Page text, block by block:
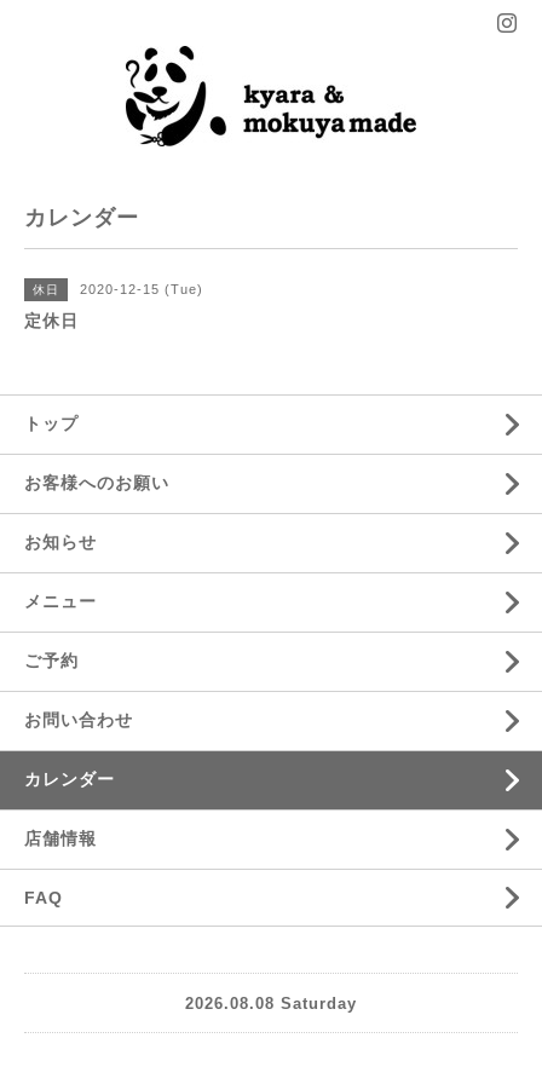
カレンダー
休日 2020-12-15 (Tue)
定休日
トップ
お客様へのお願い
お知らせ
メニュー
ご予約
お問い合わせ
カレンダー
店舗情報
FAQ
2026.08.08 Saturday